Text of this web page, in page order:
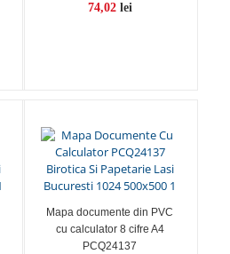
74,02 lei
Mapa documente din PVC
cu calculator 8 cifre A4
PCQ24137